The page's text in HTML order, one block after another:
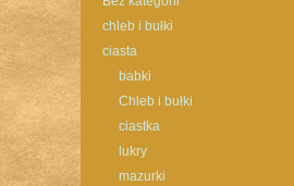
chleb i bułki
ciasta
babki
Chleb i bułki
ciastka
lukry
mazurki